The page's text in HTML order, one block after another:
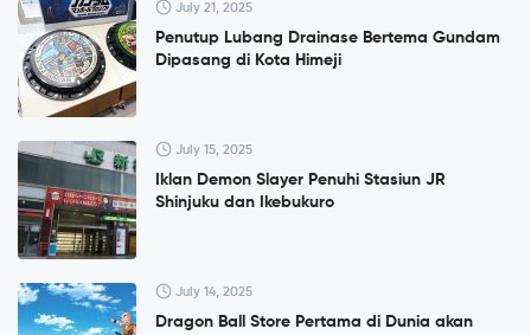
July 21, 2025
Penutup Lubang Drainase Bertema Gundam
Dipasang di Kota Himeji
July 15, 2025
Iklan Demon Slayer Penuhi Stasiun JR
Shinjuku dan Ikebukuro
July 14, 2025
Dragon Ball Store Pertama di Dunia akan